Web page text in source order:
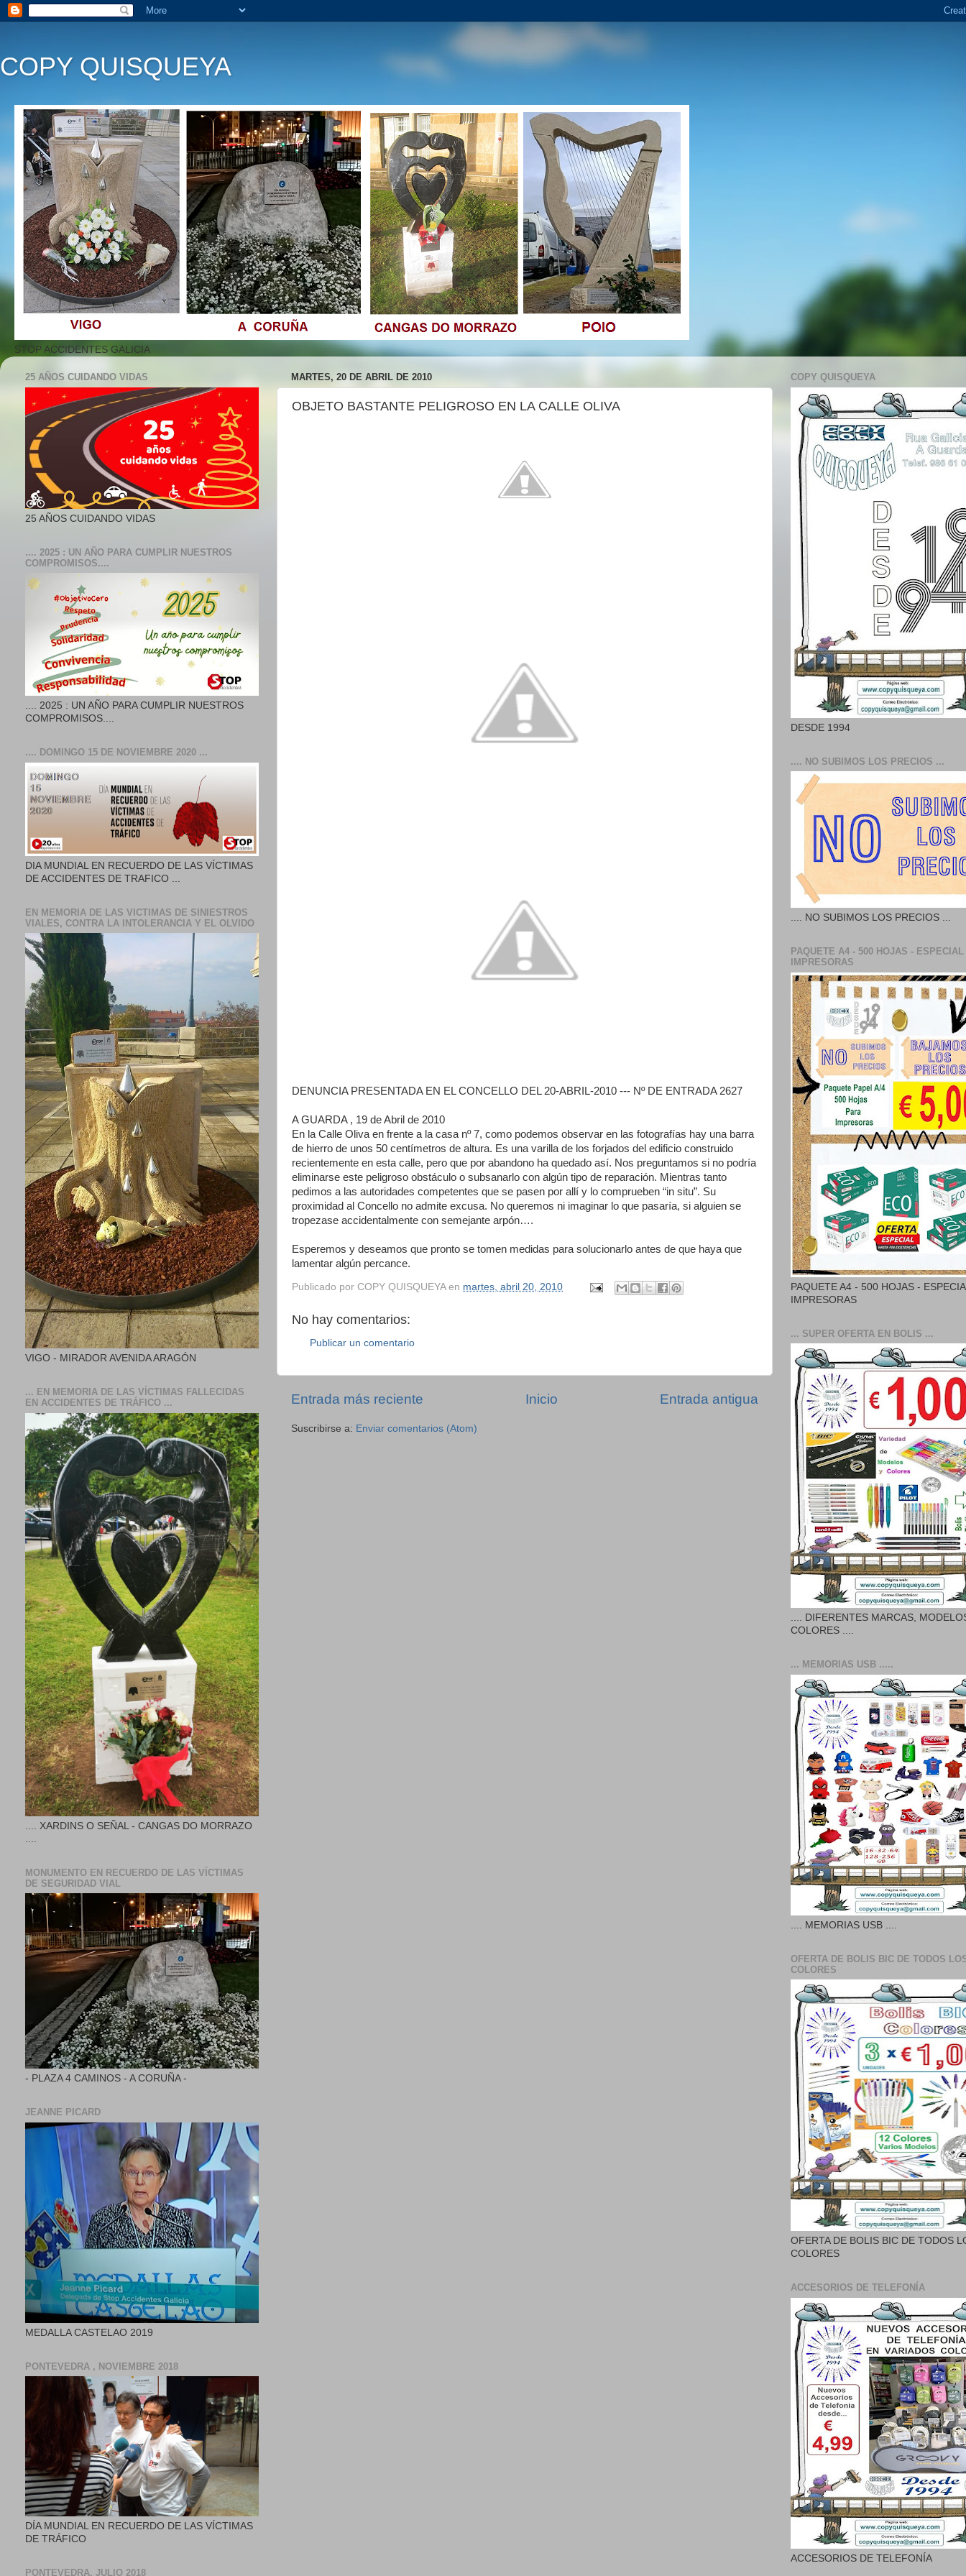
COPY QUISQUEYA
STOP ACCIDENTES GALICIA
MARTES, 20 DE ABRIL DE 2010
OBJETO BASTANTE PELIGROSO EN LA CALLE OLIVA
DENUNCIA PRESENTADA EN EL CONCELLO DEL 20-ABRIL-2010 --- Nº DE ENTRADA 2627
A GUARDA , 19 de Abril de 2010
En la Calle Oliva en frente a la casa nº 7, como podemos observar en las fotografías hay una barra
de hierro de unos 50 centímetros de altura. Es una varilla de los forjados del edificio construido
recientemente en esta calle, pero que por abandono ha quedado así. Nos preguntamos si no podría
eliminarse este peligroso obstáculo o subsanarlo con algún tipo de reparación. Mientras tanto
pedimos a las autoridades competentes que se pasen por allí y lo comprueben “in situ”. Su
proximidad al Concello no admite excusa. No queremos ni imaginar lo que pasaría, si alguien se
tropezase accidentalmente con semejante arpón….
Esperemos y deseamos que pronto se tomen medidas para solucionarlo antes de que haya que
lamentar algún percance.
Publicado por COPY QUISQUEYA en martes, abril 20, 2010
No hay comentarios:
Publicar un comentario
Entrada más reciente Entrada antigua
Inicio
Suscribirse a: Enviar comentarios (Atom)
25 AÑOS CUIDANDO VIDAS
25 AÑOS CUIDANDO VIDAS
.... 2025 : UN AÑO PARA CUMPLIR NUESTROS
COMPROMISOS....
.... 2025 : UN AÑO PARA CUMPLIR NUESTROS
COMPROMISOS....
.... DOMINGO 15 DE NOVIEMBRE 2020 ...
DIA MUNDIAL EN RECUERDO DE LAS VÍCTIMAS
DE ACCIDENTES DE TRAFICO ...
EN MEMORIA DE LAS VICTIMAS DE SINIESTROS
VIALES, CONTRA LA INTOLERANCIA Y EL OLVIDO
VIGO - MIRADOR AVENIDA ARAGÓN
... EN MEMORIA DE LAS VÍCTIMAS FALLECIDAS
EN ACCIDENTES DE TRÁFICO ...
.... XARDINS O SEÑAL - CANGAS DO MORRAZO
MONUMENTO EN RECUERDO DE LAS VÍCTIMAS
DE SEGURIDAD VIAL
- PLAZA 4 CAMINOS - A CORUÑA -
JEANNE PICARD
MEDALLA CASTELAO 2019
PONTEVEDRA , NOVIEMBRE 2018
DÍA MUNDIAL EN RECUERDO DE LAS VÍCTIMAS
DE TRÁFICO
PONTEVEDRA, JULIO 2018
COPY QUISQUEYA
DESDE 1994
.... NO SUBIMOS LOS PRECIOS ...
.... NO SUBIMOS LOS PRECIOS ...
PAQUETE A4 - 500 HOJAS - ESPECIAL
IMPRESORAS
PAQUETE A4 - 500 HOJAS -
IMPRESORAS
... SUPER OFERTA EN BOLIS ...
.... DIFERENTES MARCAS,
COLORES ....
... MEMORIAS USB .....
.... MEMORIAS USB ....
OFERTA DE BOLIS BIC DE TODOS
COLORES
OFERTA DE BOLIS BIC DE TODOS
COLORES
ACCESORIOS DE TELEFONÍA
ACCESORIOS DE TELEFONÍA